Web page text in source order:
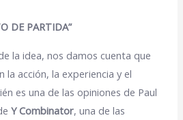
DE PARTIDA”
la idea, nos damos cuenta que
la acción, la experiencia y el
es una de las opiniones de Paul
Y Combinator, una de las